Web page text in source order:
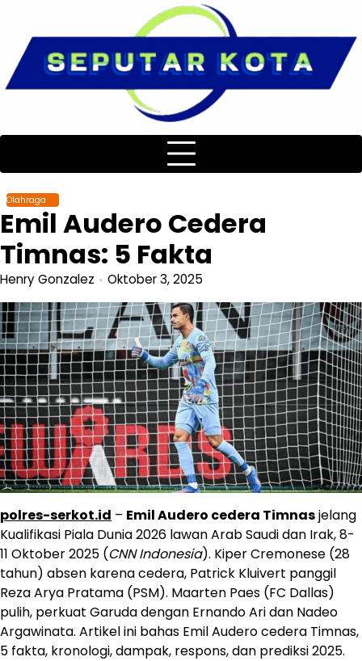
content
Olahraga
Emil Audero Cedera
Timnas: 5 Fakta
Henry Gonzalez Oktober 3, 2025
polres-serkot.id – Emil Audero cedera Timnasjelang
Kualifikasi Piala Dunia 2026 lawan Arab Saudi dan Irak, 8-
11 Oktober 2025 (CNN Indonesia). Kiper Cremonese (28
tahun) absen karena cedera, Patrick Kluivert panggil
Reza Arya Pratama (PSM). Maarten Paes (FC Dallas)
pulih, perkuat Garuda dengan Ernando Ari dan Nadeo
Argawinata. Artikel ini bahas Emil Audero cedera Timnas,
5 fakta, kronologi, dampak, respons, dan prediksi 2025.